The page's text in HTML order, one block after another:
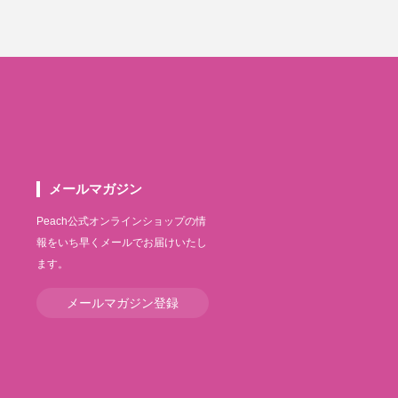
メールマガジン
Peach公式オンラインショップの情
報をいち早くメールでお届けいたし
ます。
メールマガジン登録